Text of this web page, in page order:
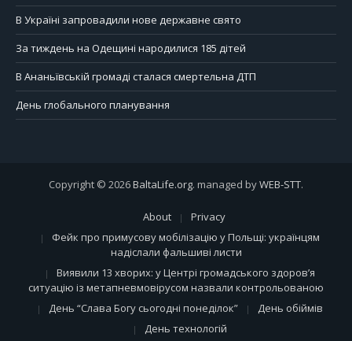
В Україні запровадили нове державне свято
За тиждень на Одещині народилися 185 дітей
В Ананьївській громаді сталася смертельна ДТП
День глобального планування
Copyright © 2026BaltaLife.org. managed byWEB-STT.
About
Privacy
Фейк про примусову мобілізацію у Польщі: українцям
надіслали фальшиві листи
Виявили 13 хворих: у Центрі громадського здоров’я
ситуацію із метапневмовірусом назвали контрольованою
День “Слава Богу сьогодні понеділок”
День обіймів
День технологій